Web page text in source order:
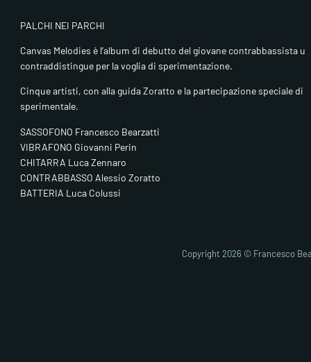
PALCHI NEI PARCHI
Canvas Melodies è l’album di debutto del giovane contrabbassista
contraddistingue per la voglia di sperimentazione.
Cinque artisti, con alla guida Zoratto e la partecipazione speciale
sperimentale.
SASSOFONO Francesco Bearzatti
VIBRAFONO Giovanni Perin
CHITARRA Luca Zennaro
CONTRABBASSO Alessio Zoratto
BATTERIA Luca Colussi
Copyright 2026 © Francesco